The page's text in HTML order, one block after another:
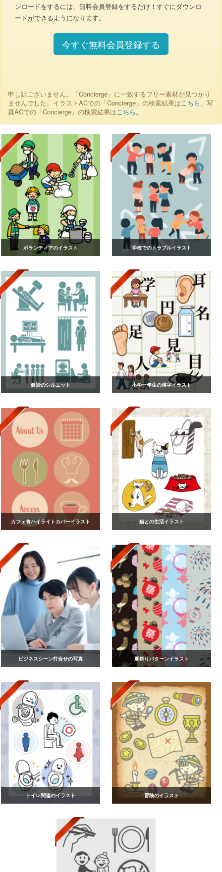
ンロードをするには、無料会員登録をするだけ！すぐにダウンロ
ードができるようになります。
今すぐ無料会員登録する
申し訳ございません。「Concierge」に一致するフリー素材が見つかり
ませんでした。イラストACでの「Concierge」の検索結果はこちら。写
真ACでの「Concierge」の検索結果はこちら。
ボランティアのイラスト 学校でのトラブルイラスト
健診のシルエット 小学一年生の漢字イラスト
カフェ食ハイライトカバーイラスト 猫との生活イラスト
ビジネスシーン打合せの写真 夏祭りパターンイラスト
トイレ関連のイラスト 冒険のイラスト